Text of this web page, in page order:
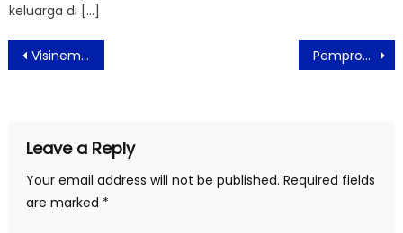
keluarga di […]
Post
navigation
Visinema Pictures Rilis Triller Film Misteri Pertama ‘Tarian Lengger Maut’ Pemprov DKI Jakarta Gandeng Pemkab Ngawi Jaga Pasokan Beras
Leave a Reply
Your email address will not be published. Required fields
are marked *